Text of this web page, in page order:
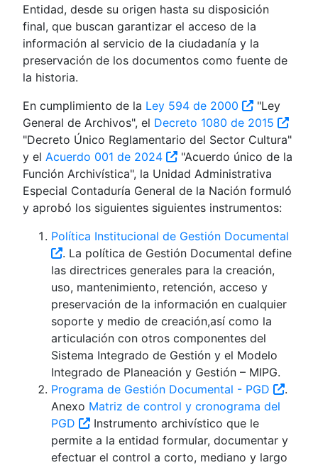
Entidad, desde su origen hasta su disposición
final, que buscan garantizar el acceso de la
información al servicio de la ciudadanía y la
preservación de los documentos como fuente de
la historia.
En cumplimiento de la Ley 594 de 2000
"Ley
General de Archivos", el Decreto 1080 de 2015
"Decreto Único Reglamentario del Sector Cultura"
y el Acuerdo 001 de 2024
"Acuerdo único de la
Función Archivística", la Unidad Administrativa
Especial Contaduría General de la Nación formuló
y aprobó los siguientes siguientes instrumentos:
Política Institucional de Gestión Documental
. La política de Gestión Documental define
las directrices generales para la creación,
uso, mantenimiento, retención, acceso y
preservación de la información en cualquier
soporte y medio de creación,así como la
articulación con otros componentes del
Sistema Integrado de Gestión y el Modelo
Integrado de Planeación y Gestión – MIPG.
Programa de Gestión Documental - PGD
.
Anexo Matriz de control y cronograma del
PGD
Instrumento archivístico que le
permite a la entidad formular, documentar y
efectuar el control a corto, mediano y largo